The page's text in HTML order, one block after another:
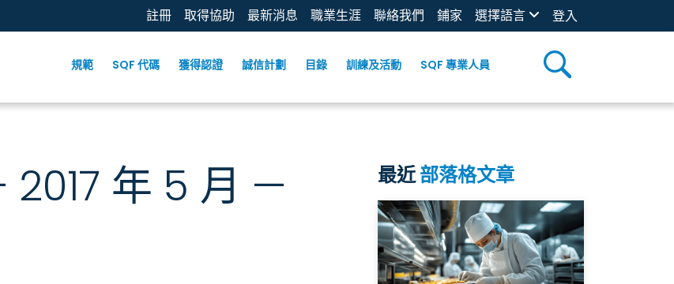
註冊 取得協助 最新消息 職業生涯 聯絡我們 鋪家 選擇語言 登入
規範 SQF 代碼 獲得認證 誠信計劃 目錄 訓練及活動 SQF 專業人員
2017 年 5 月 —
最近部落格文章